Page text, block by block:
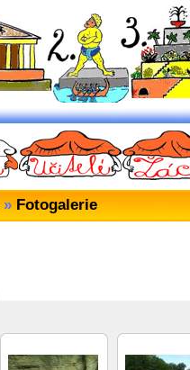
» Fotogalerie